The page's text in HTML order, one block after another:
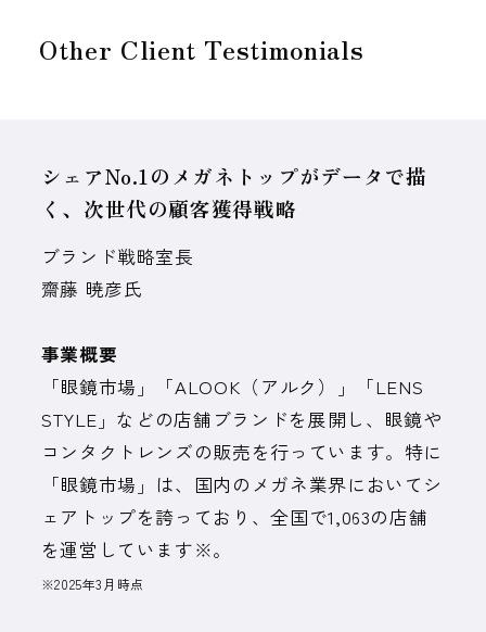
Other Client Testimonials
シェアNo.1のメガネトップがデータで描
く、次世代の顧客獲得戦略
ブランド戦略室長
齋藤 暁彦氏
事業概要
「眼鏡市場」「ALOOK（アルク）」「LENS
STYLE」などの店舗ブランドを展開し、眼鏡や
コンタクトレンズの販売を行っています。特に
「眼鏡市場」は、国内のメガネ業界においてシ
ェアトップを誇っており、全国で1,063の店舗
を運営しています※。
※2025年3月時点